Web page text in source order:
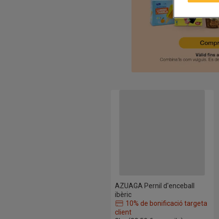
AZUAGA Pernil d'enceball
ibèric
10% de bonificació targeta
client